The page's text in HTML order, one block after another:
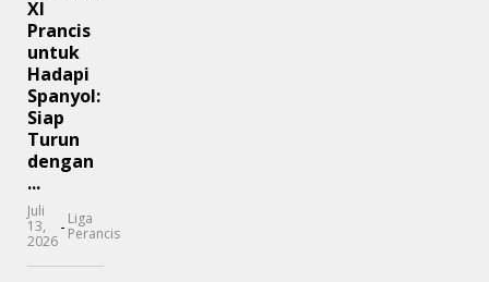
XI
Prancis
untuk
Hadapi
Spanyol:
Siap
Turun
dengan
...
Juli
13,
2026
- Liga
Perancis